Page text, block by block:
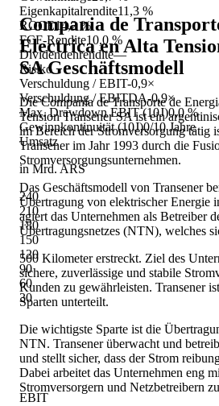
Eigenkapitalrendite11,3 %
ROCE14,2 %
FCF-Rendite10,0 %
Dividendenrendite—
Risiko
Verschuldung / EBIT-0,9×
Verschuldung / EBITDA-0,9×
Max. Drawdown EBIT (10J)0,0 %
Gewinnkontinuität (10J)0/10 Jahre
Umsatz
in Mrd. ARS
240
210
180
150
120
90
60
30
EBIT
Compania de
Electrica en Alta
SAGeschäftsmodell
Die Compania de Transporte de
Tension Transener SA ist ein
im Bereich der Stromversorgung tätig
Transener im Jahr 1993 durch die
Stromversorgungsunternehmen.
Das Geschäftsmodell von Transener
Übertragung von elektrischer Energie
agiert das Unternehmen als Betreiber
Übertragungsnetzes (NTN), welches
500 Kilometer erstreckt. Ziel des
sichere, zuverlässige und stabile
Kunden zu gewährleisten. Transener
Sparten unterteilt.
Die wichtigste Sparte ist die
NTN. Transener überwacht und
und stellt sicher, dass der Strom
Dabei arbeitet das Unternehmen eng
Stromversorgern und Netzbetreibern